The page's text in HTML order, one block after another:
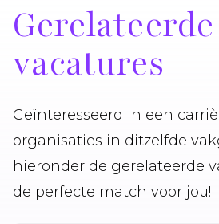
Gerelateerde
vacatures
Geïnteresseerd in een
organisaties in ditzelfde
hieronder de gerelateerde
de perfecte match voor jou!